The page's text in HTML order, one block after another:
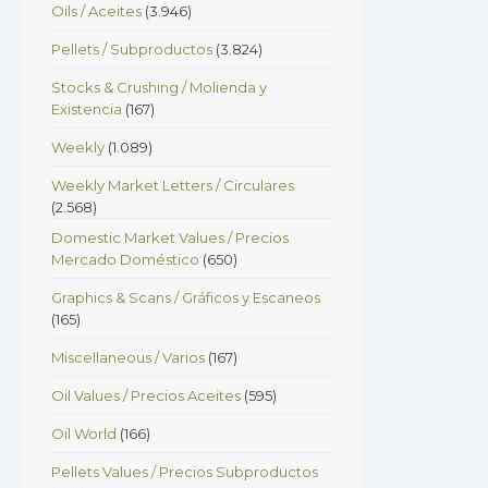
Oils / Aceites (3.946)
Pellets / Subproductos (3.824)
Stocks & Crushing / Molienda y
Existencia (167)
Weekly (1.089)
Weekly Market Letters / Circulares
(2.568)
Domestic Market Values / Precios
Mercado Doméstico (650)
Graphics & Scans / Gráficos y Escaneos
(165)
Miscellaneous / Varios (167)
Oil Values / Precios Aceites (595)
Oil World (166)
Pellets Values / Precios Subproductos